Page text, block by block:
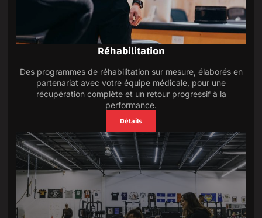
Réhabilitation
Des programmes de réhabilitation sur mesure, élaborés en
partenariat avec votre équipe médicale, pour une
récupération complète et un retour progressif à la
performance.
Détails